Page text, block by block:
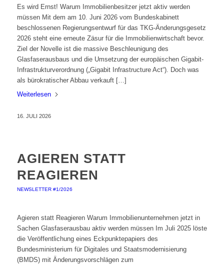
Es wird Ernst! Warum Immobilienbesitzer jetzt aktiv werden
müssen Mit dem am 10. Juni 2026 vom Bundeskabinett
beschlossenen Regierungsentwurf für das TKG-Änderungsgesetz
2026 steht eine erneute Zäsur für die Immobilienwirtschaft bevor.
Ziel der Novelle ist die massive Beschleunigung des
Glasfaserausbaus und die Umsetzung der europäischen Gigabit-
Infrastrukturverordnung („Gigabit Infrastructure Act“). Doch was
als bürokratischer Abbau verkauft […]
Weiterlesen
16. JULI 2026
AGIEREN STATT
REAGIEREN
NEWSLETTER #1/2026
Agieren statt Reagieren Warum Immobilienunternehmen jetzt in
Sachen Glasfaserausbau aktiv werden müssen Im Juli 2025 löste
die Veröffentlichung eines Eckpunktepapiers des
Bundesministerium für Digitales und Staatsmodernisierung
(BMDS) mit Änderungsvorschlägen zum